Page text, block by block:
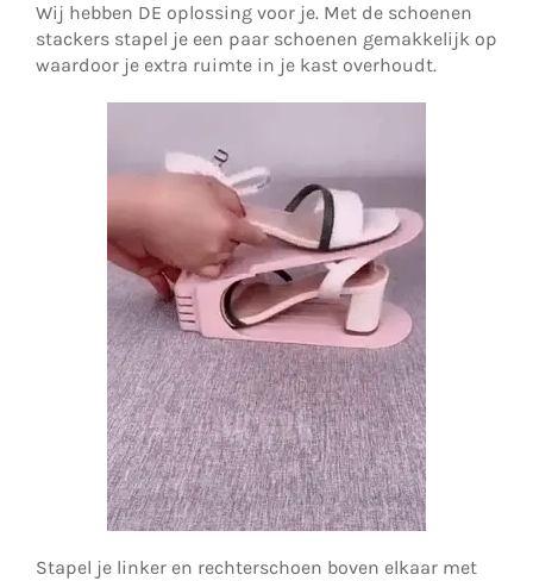
Wij hebben DE oplossing voor je. Met de schoenen
stackers stapel je een paar schoenen gemakkelijk op
waardoor je extra ruimte in je kast overhoudt.
Stapel je linker en rechterschoen boven elkaar met